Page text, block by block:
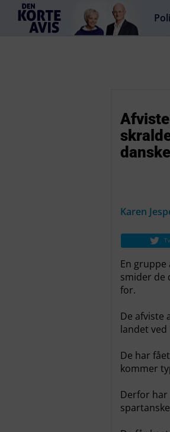
Karen
En
smider de
for.
De afviste
landet
De har
kommer
Derfor